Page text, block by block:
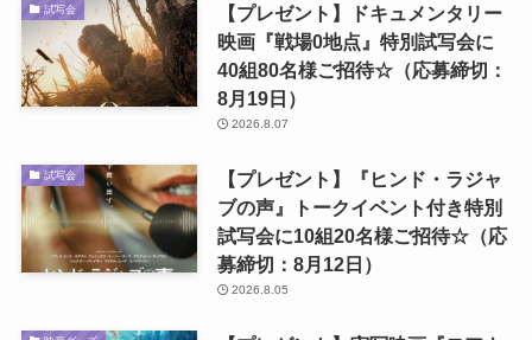
試写会
【プレゼント】ドキュメンタリー
映画『戦場0地点』特別試写会に
40組80名様ご招待☆（応募締切：
8月19日）
2026.8.07
試写会
【プレゼント】『ヒンド・ラジャ
ブの声』トークイベント付き特別
試写会に10組20名様ご招待☆（応
募締切：8月12日）
2026.8.05